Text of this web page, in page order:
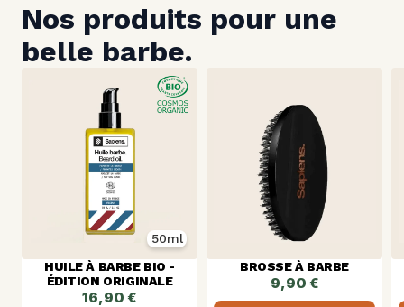
Nos produits pour une
belle barbe.
50ml
HUILE À BARBE BIO -
ÉDITION ORIGINALE
16,90 €
BROSSE À BARBE
9,90 €